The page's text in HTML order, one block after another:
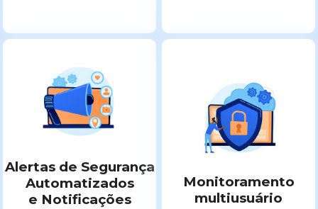
Alertas de Segurança
Automatizados
e Notificações
Monitoramento
multiusuário